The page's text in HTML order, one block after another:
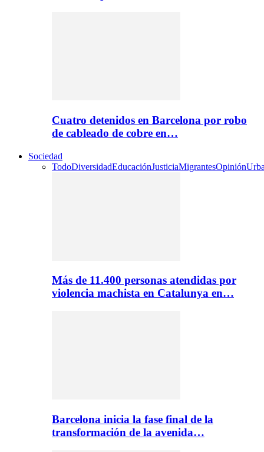
Cuatro detenidos en Barcelona por robo
de cableado de cobre en…
Sociedad
TodoDiversidadEducaciónJusticiaMigrantesOpinión
Más de 11.400 personas atendidas por
violencia machista en Catalunya en…
Barcelona inicia la fase final de la
transformación de la avenida…